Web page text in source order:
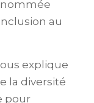
nommée
au
explique
la diversité
pour